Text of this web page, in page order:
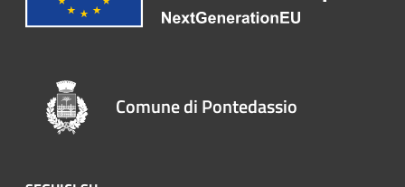
Comune di Pontedassio